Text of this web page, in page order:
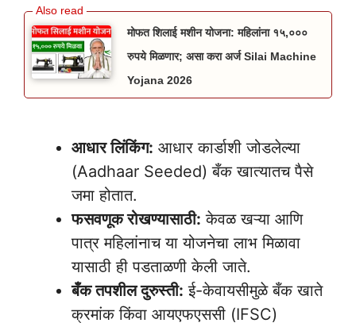
मोफत शिलाई मशीन योजना: महिलांना १५,०००
रुपये मिळणार; असा करा अर्ज Silai Machine
Yojana 2026
आधार लिंकिंग: आधार कार्डाशी जोडलेल्या
(Aadhaar Seeded) बँक खात्यातच पैसे
जमा होतात.
फसवणूक रोखण्यासाठी: केवळ खऱ्या आणि
पात्र महिलांनाच या योजनेचा लाभ मिळावा
यासाठी ही पडताळणी केली जाते.
बँक तपशील दुरुस्ती: ई-केवायसीमुळे बँक खाते
क्रमांक किंवा आयएफएससी (IFSC)